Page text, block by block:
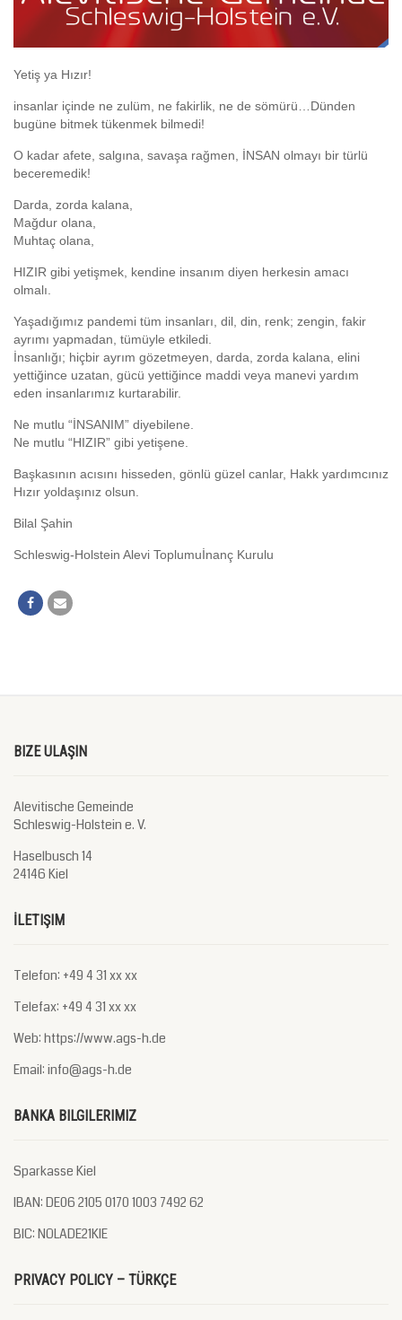
Yetiş ya Hızır!
insanlar içinde ne zulüm, ne fakirlik, ne de sömürü…Dünden
bugüne bitmek tükenmek bilmedi!
O kadar afete, salgına, savaşa rağmen, İNSAN olmayı bir türlü
beceremedik!
Darda, zorda kalana,
Mağdur olana,
Muhtaç olana,
HIZIR gibi yetişmek, kendine insanım diyen herkesin amacı
olmalı.
Yaşadığımız pandemi tüm insanları, dil, din, renk; zengin, fakir
ayrımı yapmadan, tümüyle etkiledi.
İnsanlığı; hiçbir ayrım gözetmeyen, darda, zorda kalana, elini
yettiğince uzatan, gücü yettiğince maddi veya manevi yardım
eden insanlarımız kurtarabilir.
Ne mutlu “İNSANIM” diyebilene.
Ne mutlu “HIZIR” gibi yetişene.
Başkasının acısını hisseden, gönlü güzel canlar, Hakk yardımcınız
Hızır yoldaşınız olsun.
Bilal Şahin
Schleswig-Holstein Alevi Toplumuİnanç Kurulu
BIZE ULAŞIN
Alevitische Gemeinde
Schleswig-Holstein e. V.
Haselbusch 14
24146 Kiel
İLETIŞIM
Telefon: +49 4 31 xx xx
Telefax: +49 4 31 xx xx
Web: https://www.ags-h.de
Email: info@ags-h.de
BANKA BILGILERIMIZ
Sparkasse Kiel
IBAN: DE06 2105 0170 1003 7492 62
BIC: NOLADE21KIE
PRIVACY POLICY – TÜRKÇE